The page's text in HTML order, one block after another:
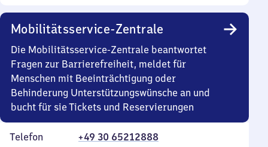
Mobilitätsservice-Zentrale
Die Mobilitätsservice-Zentrale beantwortet
Fragen zur Barrierefreiheit, meldet für
Menschen mit Beeinträchtigung oder
Behinderung Unterstützungswünsche an und
bucht für sie Tickets und Reservierungen
Telefon
+49 30 65212888